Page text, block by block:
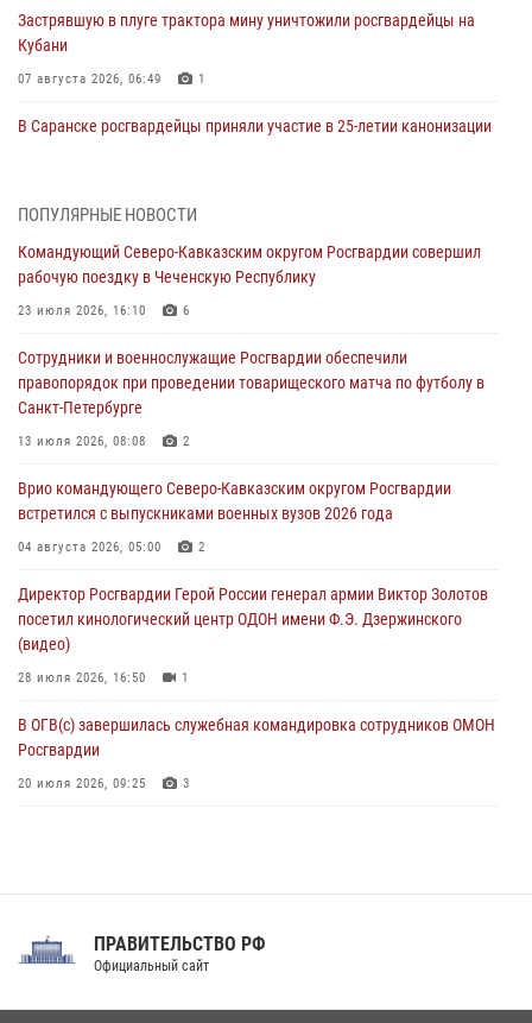
Застрявшую в плуге трактора мину уничтожили росгвардейцы на
Кубани
07 августа 2026, 06:49 1
В Саранске росгвардейцы приняли участие в 25‑летии канонизации
Народной Республики
07 августа 2026, 05:00
с детьми внутри
07 августа 2026, 04:10 1
Оказавшего сопротивление злоумышленника задержали при
07 августа 2026, 04:00 1
При силовой поддержке спецназа Росгвардии в Красноярском крае
(видео)
1
ПОПУЛЯРНЫЕ НОВОСТИ
Командующий Северо-Кавказским округом Росгвардии совершил
рабочую поездку в Чеченскую Республику
23 июля 2026, 16:10 6
Сотрудники и военнослужащие Росгвардии обеспечили
правопорядок при проведении товарищеского матча по футболу в
Санкт-Петербурге
13 июля 2026, 08:08 2
Врио командующего Северо-Кавказским округом Росгвардии
встретился с выпускниками военных вузов 2026 года
04 августа 2026, 05:00 2
Директор Росгвардии Герой России генерал армии Виктор Золотов
посетил кинологический центр ОДОН имени Ф.Э. Дзержинского
(видео)
28 июля 2026, 16:50 1
В ОГВ(с) завершилась служебная командировка сотрудников ОМОН
Росгвардии
20 июля 2026, 09:25 3
Праздник «Один день с Росгвардией» к 105-летию Центрального
ПРАВИТЕЛЬСТВО РФ
Официальный сайт